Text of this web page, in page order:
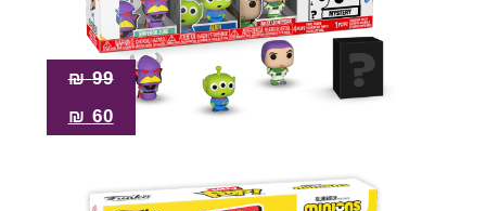
99
₪
60
₪